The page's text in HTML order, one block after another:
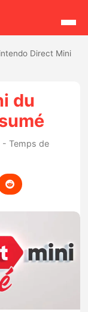
Direct Mini
du
- Temps de